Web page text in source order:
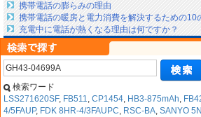
携帯電話の膨らみの理由
携帯電話の暖房と電力消費を解決するための10
充電中に電話が熱くなる理由は何ですか？
検索ワード
LSS271620SF, FB511, CP1454, HB3-875mAh,
4/5FAUP, FDK 8HR-4/3FAUPC, RSC-BA, SANYO